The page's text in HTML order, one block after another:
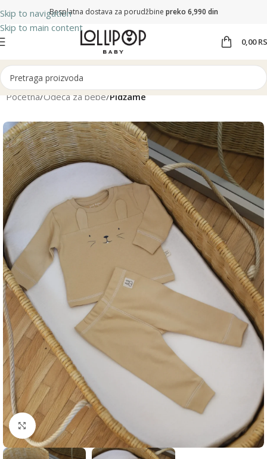
Skip to navigation
Skip to main content
Besplatna dostava za porudžbine preko 6,990 din
0,00
Početna Odeća za bebe Pidžame
Klikni i zumiraj